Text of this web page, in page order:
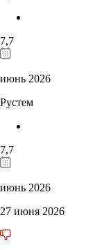
7,7
июнь 2026
Рустем
7,7
июнь 2026
27 июня 2026